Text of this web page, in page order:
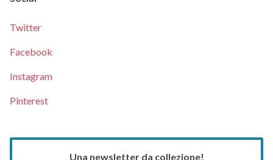
Twitter
Facebook
Instagram
Pinterest
Una newsletter da collezione!